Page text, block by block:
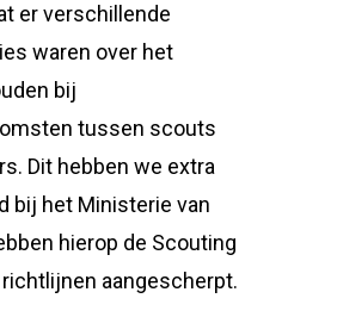
er verschillende
waren over het
bij
tussen scouts
Dit hebben we extra
bij het Ministerie van
hierop de Scouting
aangescherpt.